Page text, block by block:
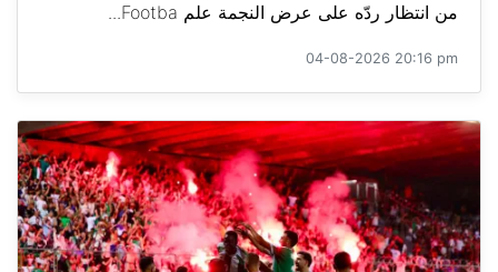
من انتظار ردّه على عرض النجمة علم Footba...
04-08-2026 20:16 pm